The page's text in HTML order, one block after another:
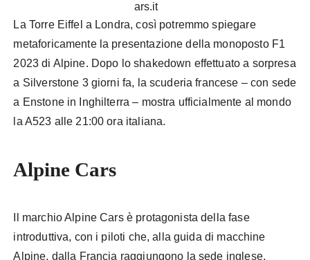
ars.it
La Torre Eiffel a Londra, così potremmo spiegare
metaforicamente la presentazione della monoposto F1
2023 di Alpine. Dopo lo shakedown effettuato a sorpresa
a Silverstone 3 giorni fa, la scuderia francese – con sede
a Enstone in Inghilterra – mostra ufficialmente al mondo
la A523 alle 21:00 ora italiana.
Alpine Cars
Il marchio Alpine Cars è protagonista della fase
introduttiva, con i piloti che, alla guida di macchine
Alpine, dalla Francia raggiungono la sede inglese.